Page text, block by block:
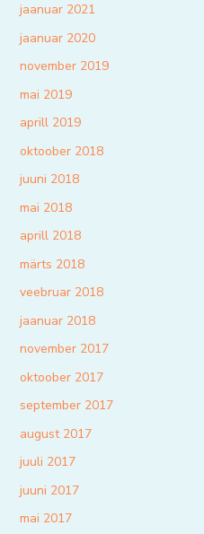
jaanuar 2021
jaanuar 2020
november 2019
mai 2019
aprill 2019
oktoober 2018
juuni 2018
mai 2018
aprill 2018
märts 2018
veebruar 2018
jaanuar 2018
november 2017
oktoober 2017
september 2017
august 2017
juuli 2017
juuni 2017
mai 2017